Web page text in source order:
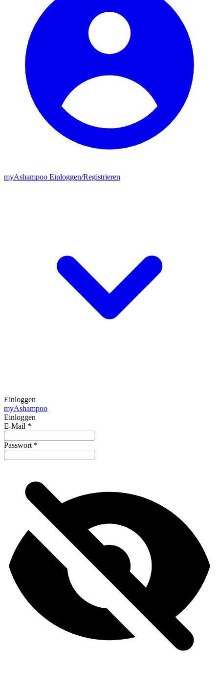
myAshampoo Einloggen/Registrieren
Einloggen
myAshampoo
Einloggen
E-Mail *
Passwort *